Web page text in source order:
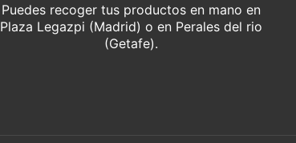
Puedes recoger tus productos en mano en
Plaza Legazpi (Madrid) o en Perales del rio
(Getafe).